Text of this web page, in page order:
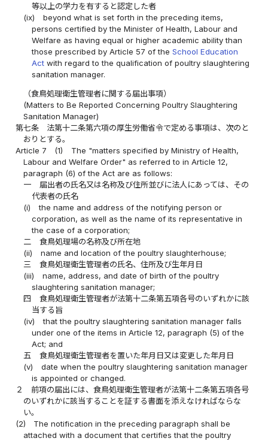
等以上の学力を有すると認定した者
(ix)
beyond what is set forth in the preceding items,
persons certified by the Minister of Health, Labour and
Welfare as having equal or higher academic ability than
those prescribed by Article 57 of the School Education
Actwith regard to the qualification of poultry slaughtering
sanitation manager.
（食鳥処理衛生管理者に関する届出事項）
(Matters to Be Reported Concerning Poultry Slaughtering
Sanitation Manager)
第七条
法第十二条第六項の厚生労働省令で定める事項は、次のと
おりとする。
Article 7
(1)
The "matters specified by Ministry of Health,
Labour and Welfare Order" as referred to in Article 12,
paragraph (6) of the Act are as follows:
一
届出者の氏名又は名称及び住所並びに法人にあっては、その
代表者の氏名
(i)
the name and address of the notifying person or
corporation, as well as the name of its representative in
the case of a corporation;
二
食鳥処理場の名称及び所在地
(ii)
name and location of the poultry slaughterhouse;
三
食鳥処理衛生管理者の氏名、住所及び生年月日
(iii)
name, address, and date of birth of the poultry
slaughtering sanitation manager;
四
食鳥処理衛生管理者が法第十二条第五項各号のいずれかに該
当する旨
(iv)
that the poultry slaughtering sanitation manager falls
under one of the items in Article 12, paragraph (5) of the
Act; and
五
食鳥処理衛生管理者を置いた年月日又は変更した年月日
(v)
date when the poultry slaughtering sanitation manager
is appointed or changed.
２
前項の届出には、食鳥処理衛生管理者が法第十二条第五項各号
のいずれかに該当することを証する書面を添えなければならな
い。
(2)
The notification in the preceding paragraph shall be
attached with a document that certifies that the poultry